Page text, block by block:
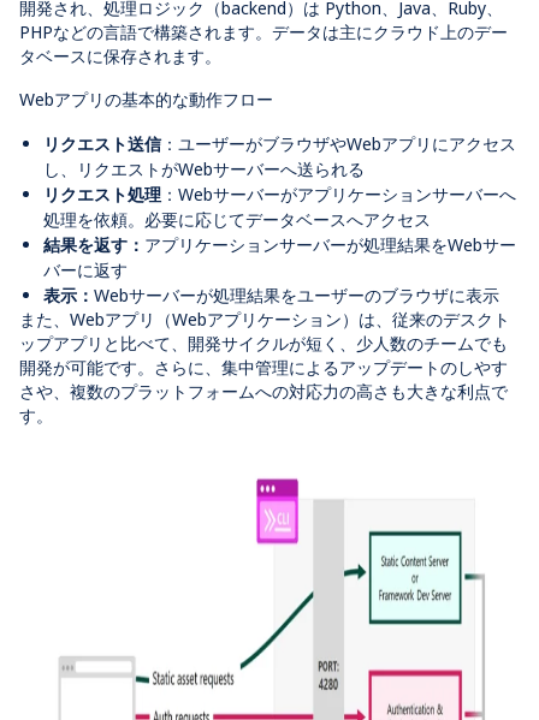
開発され、処理ロジック（backend）は Python、Java、Ruby、
PHPなどの言語で構築されます。データは主にクラウド上のデー
タベースに保存されます。
Webアプリの基本的な動作フロー
リクエスト送信：ユーザーがブラウザやWebアプリにアクセス
し、リクエストがWebサーバーへ送られる
リクエスト処理 ：Webサーバーがアプリケーションサーバーへ
処理を依頼。必要に応じてデータベースへアクセス
結果を返す ： アプリケーションサーバーが処理結果をWebサー
バーに返す
表示： Webサーバーが処理結果をユーザーのブラウザに表示
また、 Webアプリ（Webアプリケーション）は、従来のデスクト
ップアプリと比べて、開発サイクルが短く、少人数のチームでも
開発が可能です。さらに、集中管理によるアップデートのしやす
さや、複数のプラットフォームへの対応力の高さも大きな利点で
す。